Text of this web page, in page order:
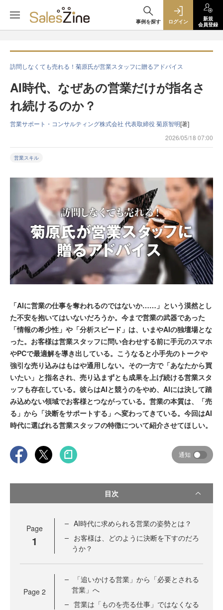
事例を探す ログイン
新規
会員登録
訪問しなくても売れる！菊原氏が営業スタッフに贈るアドバイス
AI時代、なぜあの営業だけが指名さ
れ続けるのか？
営業サポート・コンサルティング株式会社 代表取締役 菊原智明[著]
2026/05/18 07:00
営業スキル
「AIに営業の仕事を奪われるのではないか……」という漠然とし
た不安を抱いてはいないだろうか。今まで営業の武器であった
「情報の希少性」や「分析スピード」は、いまやAIの独壇場とな
った。お客様は営業スタッフに問い合わせする前に手元のスマホ
やPCで最適解を導き出している。こうなると小手先のトークや
強引な売り込みはもはや通用しない。その一方で「あなたから買
いたい」と指名され、売り込まずとも成果を上げ続ける営業スタ
ッフも存在している。彼らはAIと競うのをやめ、AIには決して踏
み込めない領域でお客様とつながっている。営業の本質は、「売
る」から「決断をサポートする」へ変わってきている。今回はAI
時代に選ばれる営業スタッフの特徴について紹介させてほしい。
通知
目次
Page
1
AI時代に求められる営業の姿勢とは？
お客様は、どのように決断を下すのだろ
うか？
Page 2
「追いかける営業」から「必要とされる
営業」へ
営業は「ものを売る仕事」ではなくなる